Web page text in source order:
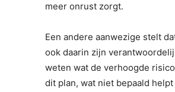
meer onrust zorgt.
Een andere aanwezige stelt
ook daarin zijn
weten wat de verhoogde
dit plan, wat niet bepaald